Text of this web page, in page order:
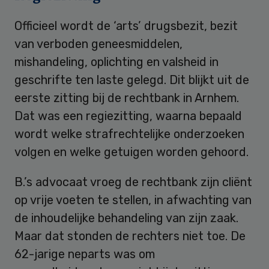
Officieel wordt de ‘arts’ drugsbezit, bezit
van verboden geneesmiddelen,
mishandeling, oplichting en valsheid in
geschrifte ten laste gelegd. Dit blijkt uit de
eerste zitting bij de rechtbank in Arnhem.
Dat was een regiezitting, waarna bepaald
wordt welke strafrechtelijke onderzoeken
volgen en welke getuigen worden gehoord.
B.’s advocaat vroeg de rechtbank zijn cliënt
op vrije voeten te stellen, in afwachting van
de inhoudelijke behandeling van zijn zaak.
Maar dat stonden de rechters niet toe. De
62-jarige neparts was om